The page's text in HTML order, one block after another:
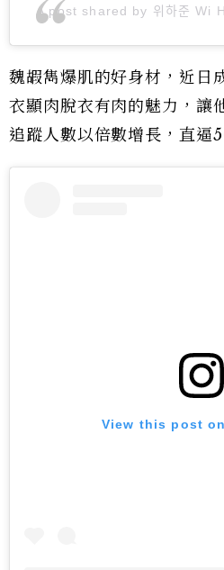
A post shared by 위하준
魏嘏雋爆肌的好身材，近日
衣顯肉脫衣有肉的魅力，讓
追蹤人數以倍數增長，直逼
View this post